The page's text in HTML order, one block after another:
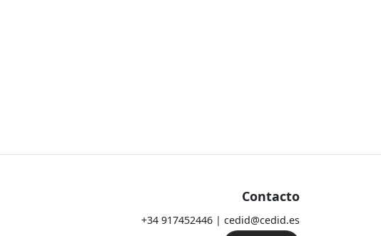
Contacto
+34 917452446 | cedid@cedid.es